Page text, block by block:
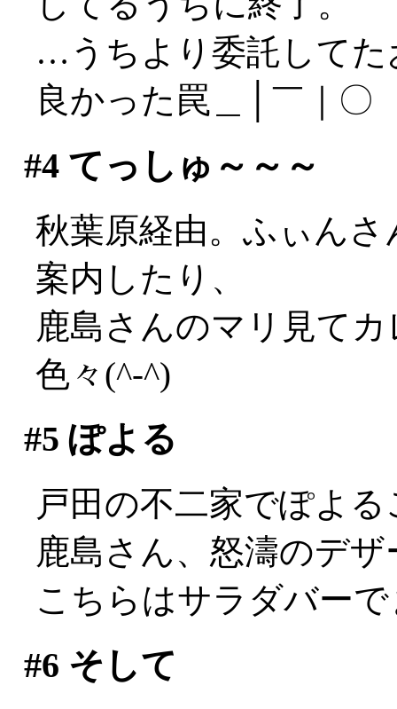
…うちより委託してた
良かった罠＿│￣｜〇
#4てっしゅ～～～
秋葉原経由。ふぃん
案内したり、
鹿島さんのマリ見て
色々(^-^)
#5 ぽよる
戸田の不二家でぽよ
鹿島さん、怒濤のデ
こちらはサラダバー
#6 そして